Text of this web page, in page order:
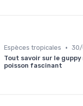
Espèces tropicales •
Tout savoir sur le guppy
poisson fascinant